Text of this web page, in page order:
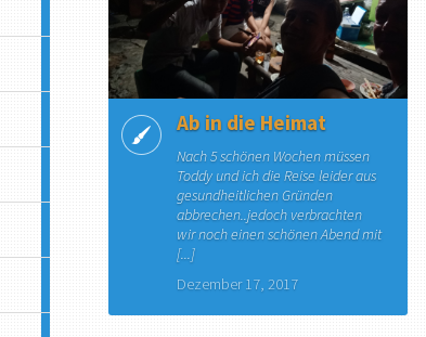
Ab in die Heimat
Nach 5 schönen Wochen müssen
Toddy und ich die Reise leider aus
gesundheitlichen Gründen
abbrechen..jedoch verbrachten
wir noch einen schönen Abend mit
[...]
Dezember 17, 2017